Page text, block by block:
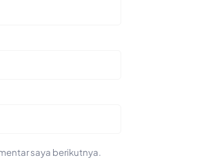
saya berikutnya.